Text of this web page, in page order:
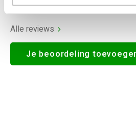
Alle reviews
Je beoordeling